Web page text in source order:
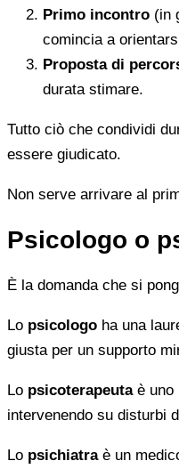
Primo incontro (in
comincia a
Proposta di
durata stimare.
Tutto ciò che condividi
essere giudicato.
Non serve arrivare al
Psicologo o
È la domanda che si
Lo psicologo ha una
giusta per un supporto
Lo psicoterapeutaè uno
intervenendo su disturbi
Lo psichiatraè un